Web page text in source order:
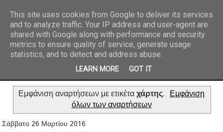
REPORTAZ NET
Εμφάνιση αναρτήσεων με ετικέταχάρτης.
Εμφάνιση
όλων των αναρτήσεων
Σάββατο 26 Μαρτίου 2016
This site uses cookies from Google to deliver its services
and to analyze traffic. Your IP address and user-agent are
shared with Google along with performance and security
metrics to ensure quality of service, generate usage
statistics, and to detect and address abuse.
LEARN MORE GOT IT